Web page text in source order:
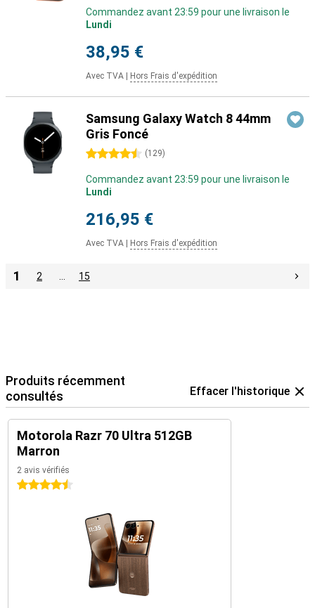
Commandez avant 23:59 pour une livraison le
Lundi
38,95 €
Avec TVA Hors Frais d'expédition
Samsung Galaxy Watch 8 44mm
Gris Foncé
4.5 étoiles (129)
Commandez avant 23:59 pour une livraison le
Lundi
216,95 €
Avec TVA Hors Frais d'expédition
1 2 15
Produits récemment
consultés
Effacer l'historique
Motorola Razr 70 Ultra 512GB
Marron
2 avis vérifiés
4.5 étoiles